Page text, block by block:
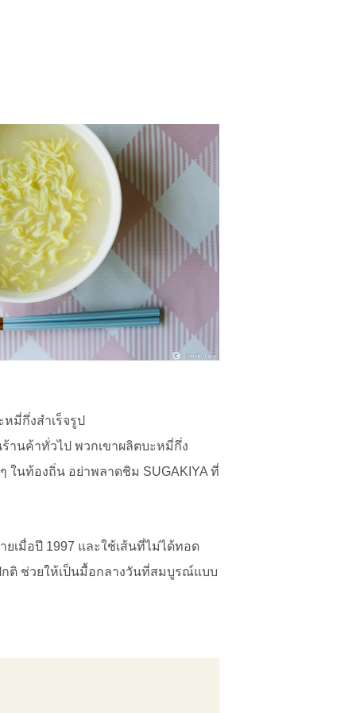
มี่กึ่งสำเร็จรูป
านค้าทั่วไป พวกเขาผลิตบะหมี่กึ่ง
ในท้องถิ่น อย่าพลาดชิม SUGAKIYA ที่
เมื่อปี 1997 และใช้เส้นที่ไม่ได้ทอด
ติ ช่วยให้เป็นมื้อกลางวันที่สมบูรณ์แบบ